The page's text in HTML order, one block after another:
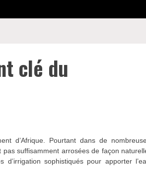
clé du
d’Afrique. Pourtant dans de
suffisamment arrosées de façon
sophistiqués pour apporter